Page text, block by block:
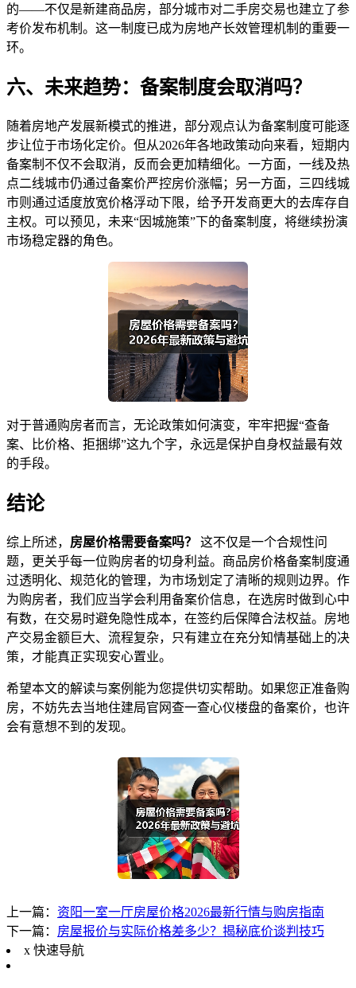
的——不仅是新建商品房，部分城市对二手房交易也建立了参
考价发布机制。这一制度已成为房地产长效管理机制的重要一
环。
六、未来趋势：备案制度会取消吗？
随着房地产发展新模式的推进，部分观点认为备案制度可能逐
步让位于市场化定价。但从2026年各地政策动向来看，短期内
备案制不仅不会取消，反而会更加精细化。一方面，一线及热
点二线城市仍通过备案价严控房价涨幅；另一方面，三四线城
市则通过适度放宽价格浮动下限，给予开发商更大的去库存自
主权。可以预见，未来“因城施策”下的备案制度，将继续扮演
市场稳定器的角色。
对于普通购房者而言，无论政策如何演变，牢牢把握“查备
案、比价格、拒捆绑”这九个字，永远是保护自身权益最有效
的手段。
结论
综上所述， 房屋价格需要备案吗？
这不仅是一个合规性问
题，更关乎每一位购房者的切身利益。商品房价格备案制度通
过透明化、规范化的管理，为市场划定了清晰的规则边界。作
为购房者，我们应当学会利用备案价信息，在选房时做到心中
有数，在交易时避免隐性成本，在签约后保障合法权益。房地
产交易金额巨大、流程复杂，只有建立在充分知情基础上的决
策，才能真正实现安心置业。
希望本文的解读与案例能为您提供切实帮助。如果您正准备购
房，不妨先去当地住建局官网查一查心仪楼盘的备案价，也许
会有意想不到的发现。
上一篇： 资阳一室一厅房屋价格2026最新行情与购房指南
下一篇： 房屋报价与实际价格差多少？揭秘底价谈判技巧
x 快速导航